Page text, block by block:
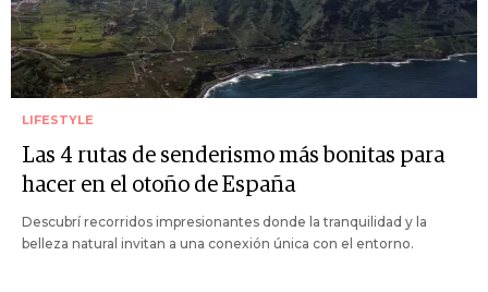
LIFESTYLE
Las 4 rutas de senderismo más bonitas para
hacer en el otoño de España
Descubrí recorridos impresionantes donde la tranquilidad y la
belleza natural invitan a una conexión única con el entorno.